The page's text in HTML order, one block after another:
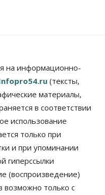
на информационно-
(тексты,
материалы,
в соответствии
использование
только при
и при упоминании
гиперссылки
(воспроизведение)
возможно только с